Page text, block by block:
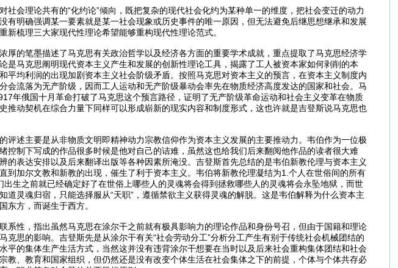
会理论共有的“化约论”倾向，既把复杂的现代社会化约为某种单一的维度，把社会变迁的动力
有明确强调某一要素就是某一社会现象或历史事件的唯一原因，但无法避免后继思想继承和发展
梳理三大家现代性理论希望能够重构现代性理论范式。
厚的笔墨描述了马克思有关政治哲学以及经济各方面的重要学术成就，重点提取了马克思经济学
是马克思阐明现代资本主义产生和发展的创新性理论工具，揭露了工人被资本家如何剥削的本
平均利润的出现加剧资本主义社会阶级矛盾。按照马克思对资本主义的预言，在资本主义制度内
会流落为无产阶级，因而工人运动和无产阶级暴动会率先在物质经济高度发达的国家和社会。马
年俄国十月革命打破了马克思这个预言路径，证明了无产阶级革命运动和社会主义变革在物质
推动契机在综合力量下同样可以形成崭新的现实内容和制度形式，这也许就是吉登斯说马克思也
评述主要是从非物质文明即精神动力宗教信仰作为资本主义发展的主要推动力。韦伯作为一位极
控制下写成的作品很多时候是他对自己的诘难，虽然这也给我们后来翻阅他作品的读者很大难
的表达安排以及后来翻译出版等各种因素所淹没。吉登斯首先总结的是韦伯新教伦理与资本主义
到加尔文教和新教的出现，催生了利于资本主义。韦伯将新教伦理凝结为1.个人在世俗间的所有
生之前就已经确定好了在世俗上哪些人的灵魂将会得到拯救哪些人的灵魂将会永坠地狱，而世
灵魂归宿，只能选择服从“天职”，遵循禁欲主义获得灵魂的解脱。这是韦伯解释为什么资本主
东方，而诞生于西方。
系性，指出虽然马克思在涂尔干之前就有极具影响力的理论作品和身份号召，但由于国籍和理论
思的影响。吉登斯先是从涂尔干有关“社会劳动分工”分析分工产生有别于传统社会机械团结的
平的集体生产生活方式，当然这并没有违背涂尔干想要在当时以及后来社会重构集体团结和社会
教、教育和国家组织，但仍然还是没有改变个体生活在社会集体之下的前提，个体与个体共存必